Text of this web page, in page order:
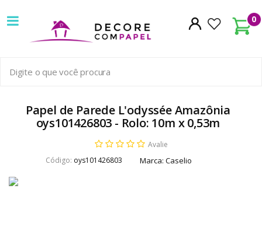
0
Decore
com
papel
pioneira
em
venda
Papel de Parede L'odyssée Amazônia
oys101426803 - Rolo: 10m x 0,53m
Avalie
Código: oys101426803 Marca: Caselio